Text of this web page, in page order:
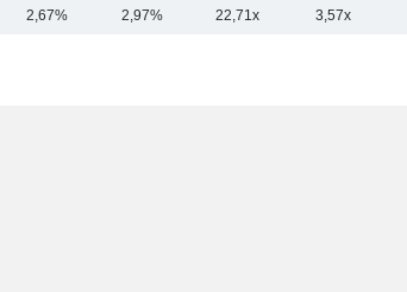
2,67% 2,97% 22,71x 3,57x